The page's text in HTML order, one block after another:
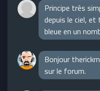
Principe très
depuis le ciel,
bleue en un
Bonjour
sur le forum.